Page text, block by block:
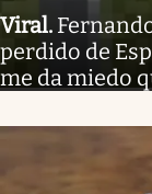
Viral.
perdido de
me da miedo